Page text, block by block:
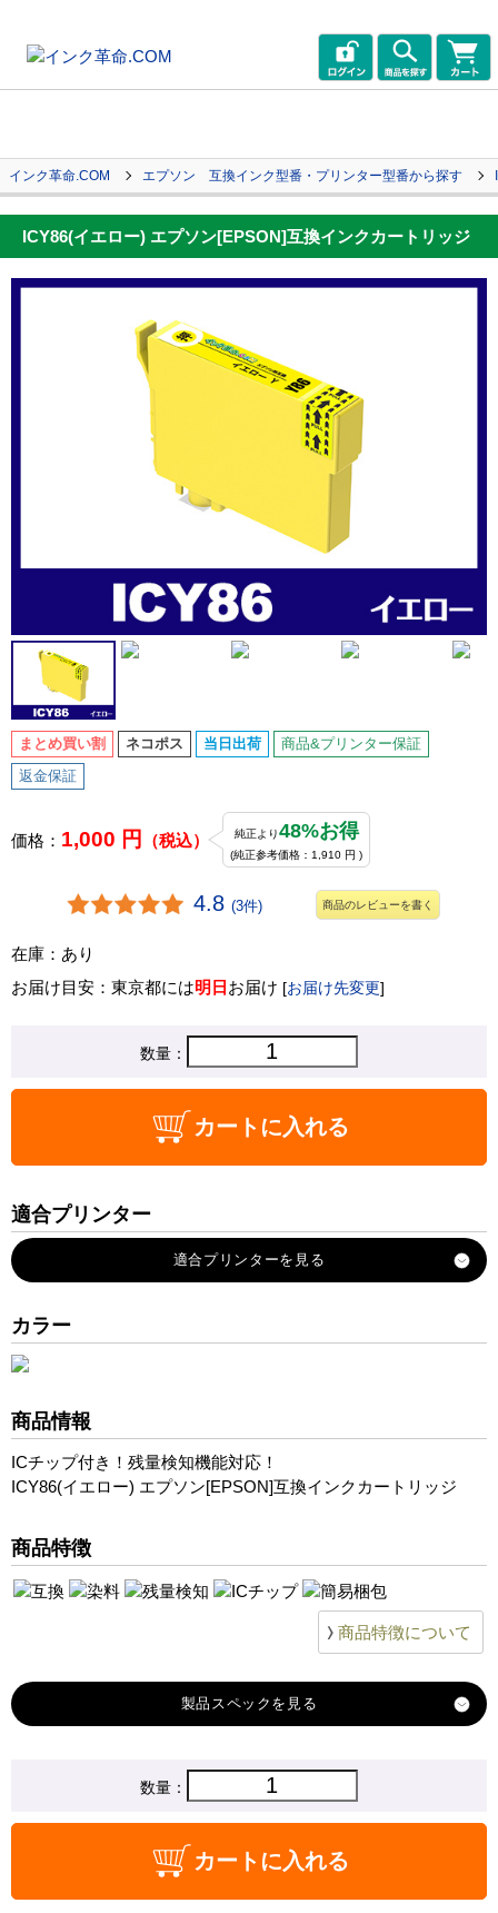
インク革命.COM エプソン 互換インク型番・プリンター型番から探す
ICY86(イエロー) エプソン[EPSON]互換インクカートリッジ
まとめ買い割 ネコポス 当日出荷 商品&プリンター保証
返金保証
価格： 1,000 円 （税込） 純正より48%お得
(純正参考価格：1,910 円 )
4.8 (3件) 商品のレビューを書く
在庫：あり
お届け目安：東京都には明日 お届け [お届け先変更]
数量：
カートに入れる
適合プリンター
カラー
商品情報
ICチップ付き！残量検知機能対応！
ICY86(イエロー) エプソン[EPSON]互換インクカートリッジ
商品特徴
商品特徴について
製品スペック
エプソン
ICY86
数量：
カートに入れる